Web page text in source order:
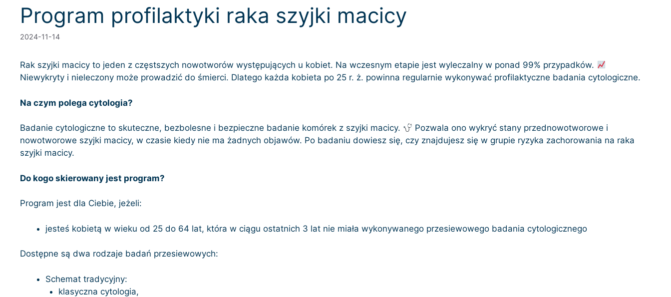
Program profilaktyki raka szyjki macicy
2024-11-14
Rak szyjki macicy to jeden z częstszych nowotworów występujących u kobiet. Na wczesnym etapie jest wyleczalny w ponad 99% przypadków.
Niewykryty i nieleczony może prowadzić do śmierci. Dlatego każda kobieta po 25 r. ż. powinna regularnie wykonywać profilaktyczne badania cytologiczne.
Na czym polega cytologia?
Badanie cytologiczne to skuteczne, bezbolesne i bezpieczne badanie komórek z szyjki macicy.
Pozwala ono wykryć stany przednowotworowe i
nowotworowe szyjki macicy, w czasie kiedy nie ma żadnych objawów. Po badaniu dowiesz się, czy znajdujesz się w grupie ryzyka zachorowania na raka
szyjki macicy.
Do kogo skierowany jest program?
Program jest dla Ciebie, jeżeli:
jesteś kobietą w wieku od 25 do 64 lat, która w ciągu ostatnich 3 lat nie miała wykonywanego przesiewowego badania cytologicznego
Dostępne są dwa rodzaje badań przesiewowych:
Schemat tradycyjny:
klasyczna cytologia,